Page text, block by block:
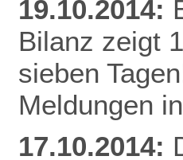
19.10.2014:
Bilanz zeigt
sieben
Meldungen
17.10.2014: